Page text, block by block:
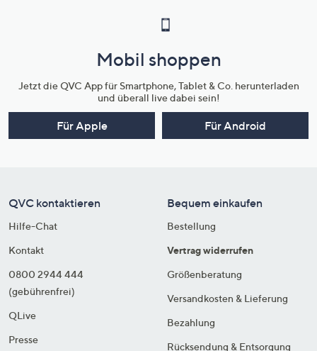
Mobil shoppen
Jetzt die QVC App für Smartphone, Tablet & Co. herunterladen
und überall live dabei sein!
Für Apple Für Android
QVC kontaktieren
Hilfe-Chat
Kontakt
0800 2944 444
(gebührenfrei)
QLive
Presse
Bequem einkaufen
Bestellung
Vertrag widerrufen
Größenberatung
Versandkosten & Lieferung
Bezahlung
Rücksendung & Entsorgung